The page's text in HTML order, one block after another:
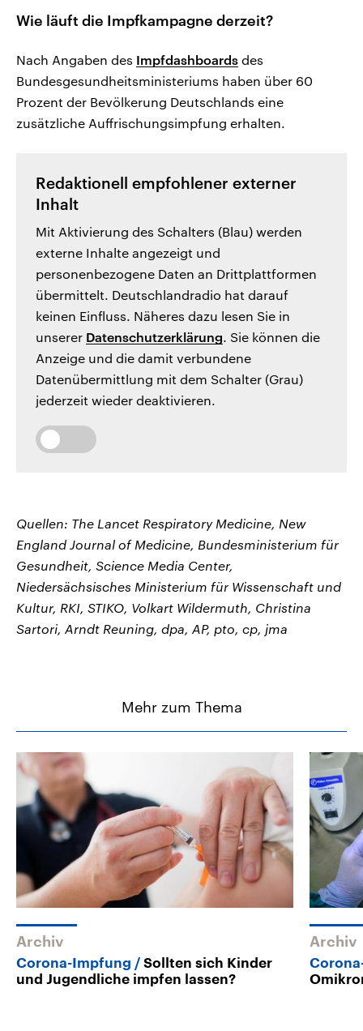
Wie läuft die Impfkampagne derzeit?
Nach Angaben des Impfdashboards des
Bundesgesundheitsministeriums haben über 60
Prozent der Bevölkerung Deutschlands eine
zusätzliche Auffrischungsimpfung erhalten.
Redaktionell empfohlener externer
Inhalt
Mit Aktivierung des Schalters (Blau) werden
externe Inhalte angezeigt und
personenbezogene Daten an Drittplattformen
übermittelt. Deutschlandradio hat darauf
keinen Einfluss. Näheres dazu lesen Sie in
unserer Datenschutzerklärung . Sie können die
Anzeige und die damit verbundene
Datenübermittlung mit dem Schalter (Grau)
jederzeit wieder deaktivieren.
Quellen: The Lancet Respiratory Medicine, New
England Journal of Medicine, Bundesministerium für
Gesundheit, Science Media Center,
Niedersächsisches Ministerium für Wissenschaft und
Kultur, RKI, STIKO, Volkart Wildermuth, Christina
Sartori, Arndt Reuning, dpa, AP, pto, cp, jma
Mehr zum Thema
Archiv
Corona-Impfung
Sollten sich Kinder
und Jugendliche impfen lassen?
Archiv